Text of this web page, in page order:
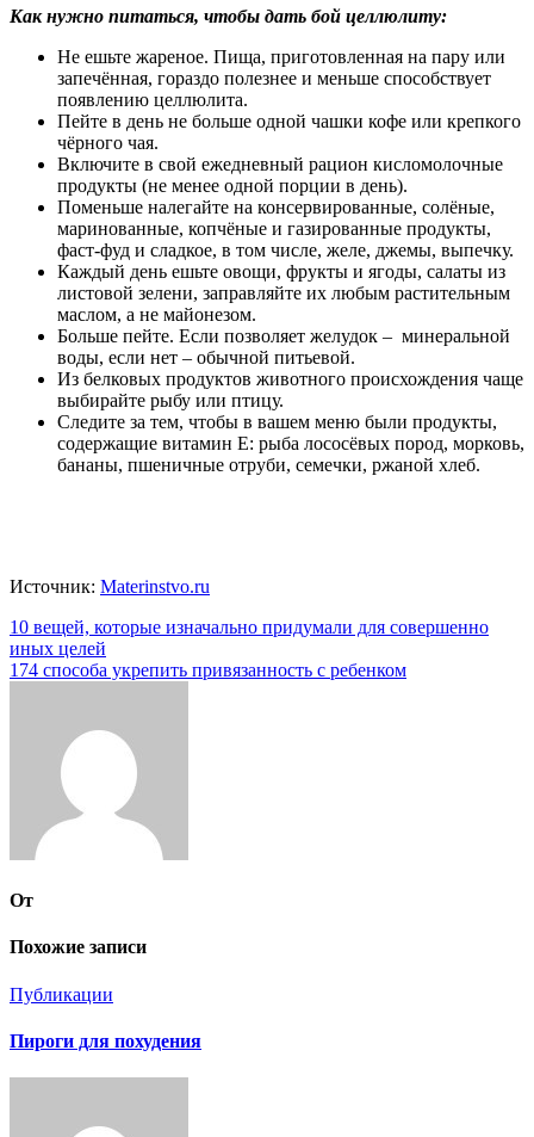
Как нужно питаться, чтобы дать бой целлюлиту:
Не ешьте жареное. Пища, приготовленная на пару или
запечённая, гораздо полезнее и меньше способствует
появлению целлюлита.
Пейте в день не больше одной чашки кофе или крепкого
чёрного чая.
Включите в свой ежедневный рацион кисломолочные
продукты (не менее одной порции в день).
Поменьше налегайте на консервированные, солёные,
маринованные, копчёные и газированные продукты,
фаст-фуд и сладкое, в том числе, желе, джемы, выпечку.
Каждый день ешьте овощи, фрукты и ягоды, салаты из
листовой зелени, заправляйте их любым растительным
маслом, а не майонезом.
Больше пейте. Если позволяет желудок – минеральной
воды, если нет – обычной питьевой.
Из белковых продуктов животного происхождения чаще
выбирайте рыбу или птицу.
Следите за тем, чтобы в вашем меню были продукты,
содержащие витамин Е: рыба лососёвых пород, морковь,
бананы, пшеничные отруби, семечки, ржаной хлеб.
Источник: Materinstvo.ru
Навигация
по
10 вещей, которые изначально придумали для совершенно
иных целей
174 способа укрепить привязанность с ребенком
От
Похожие записи
Публикации
Пироги для похудения